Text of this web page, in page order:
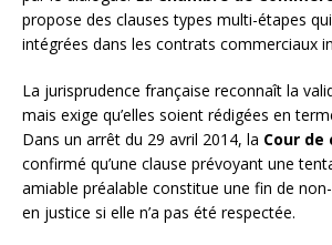
propose des clauses types multi-étapes
intégrées dans les contrats commerciaux
La jurisprudence française reconnaît la
mais exige qu’elles soient rédigées en
Dans un arrêt du 29 avril 2014, la Cour
confirmé qu’une clause prévoyant une
amiable préalable constitue une fin de
en justice si elle n’a pas été respectée.